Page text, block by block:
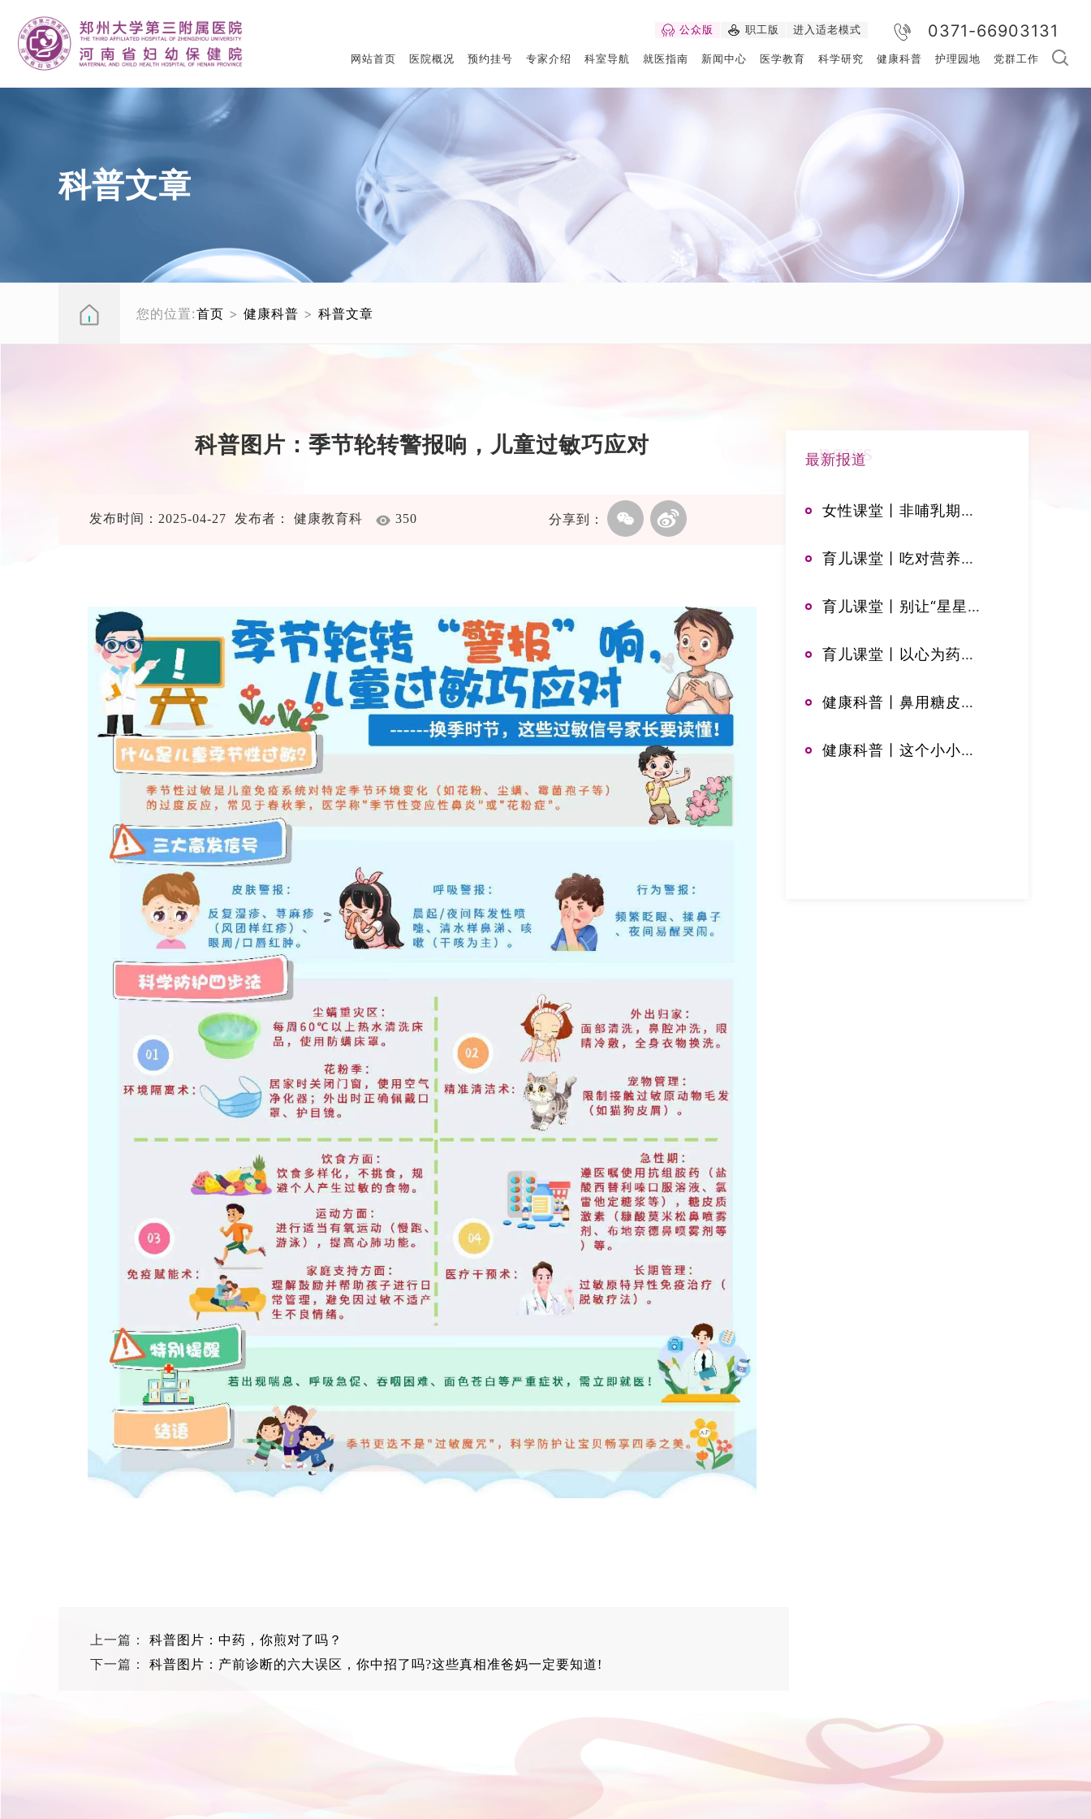
0371-66903131
公众版 职工版 进入适老模式
网站首页 医院概况 预约挂号 专家介绍 科室导航 就医指南 新闻中心 医学教育 科学研究 健康科普 护理园地 党群工作
科普文章
您的位置:首页 > 健康科普 > 科普文章
科普图片：季节轮转警报响，儿童过敏巧应对
发布时间：2025-04-27 发布者： 健康教育科 350 分享到：
最新报道
news
女性课堂丨非哺乳期乳腺炎：别让乳房在“安静期”受伤
育儿课堂丨吃对营养，助力成长，儿童身高发育饮食科普
育儿课堂丨别让“星星的孩子”独自闪烁：孤独症谱系障碍早识别早干预
育儿课堂丨以心为药，陪伴抽动症孩子走过成长之路
健康科普丨鼻用糖皮质激素——你用对药了吗？
健康科普丨这个小小数值，才是隐藏的健康体检红线
上一篇： 科普图片：中药，你煎对了吗？
下一篇： 科普图片：产前诊断的六大误区，你中招了吗?这些真相准爸妈一定要知道!